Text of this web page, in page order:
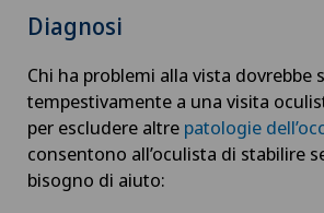
Diagnosi
Chi ha problemi alla vista dovrebbe
tempestivamente a una visita
per escludere altre patologie
consentono all’oculista di stabilire
bisogno di aiuto: